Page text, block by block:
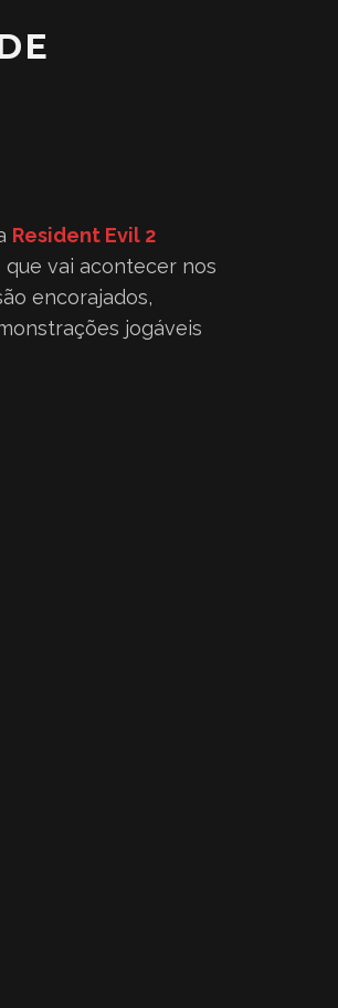
Resident Evil 2
que vai acontecer nos
encorajados,
jogáveis